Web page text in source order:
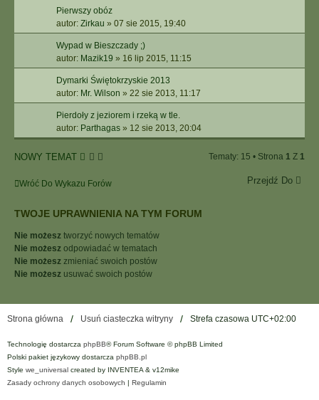
Pierwszy obóz
autor: Zirkau » 07 sie 2015, 19:40
Wypad w Bieszczady ;)
autor: Mazik19 » 16 lip 2015, 11:15
Dymarki Świętokrzyskie 2013
autor: Mr. Wilson » 22 sie 2013, 11:17
Pierdoły z jeziorem i rzeką w tle.
autor: Parthagas » 12 sie 2013, 20:04
NOWY TEMAT Tematy: 15 • Strona 1 Z 1
Wróć Do Wykazu Forów Przejdź Do
TWOJE UPRAWNIENIA NA TYM FORUM
Nie możesz tworzyć nowych tematów
Nie możesz odpowiadać w tematach
Nie możesz zmieniać swoich postów
Nie możesz usuwać swoich postów
Strona główna Usuń ciasteczka witryny Strefa czasowa UTC+02:00
Technologię dostarcza phpBB® Forum Software © phpBB Limited
Polski pakiet językowy dostarcza phpBB.pl
Style we_universal created by INVENTEA & v12mike
Zasady ochrony danych osobowych | Regulamin